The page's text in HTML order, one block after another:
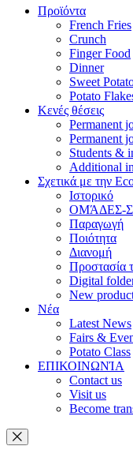
Προϊόντα
French Fries
Crunch
Finger Food
Dinner
Sweet
Potato
Κενές θέσεις
Permanent
Permanent
Students &
Additional
Σχετικά με την
Ιστορικό
ΟΜΆΔΕΣ-
Παραγωγή
Ποιότητα
Διανομή
Προστασία
Digital
New
Νέα
Latest News
Fairs &
Potato Class
ΕΠΙΚΟΙΝΩΝΊΑ
Contact us
Visit us
Become